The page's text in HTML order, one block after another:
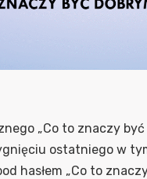
„Co to znaczy
ostatniego w
hasłem „Co to